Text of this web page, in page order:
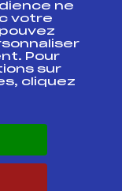
Suivi
ne
votre
Pour
sur
cliquez